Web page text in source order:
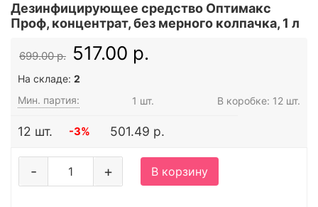
Дезинфицирующее средство Оптимакс
Проф, концентрат, без мерного колпачка, 1 л
699.00 р. 517.00 р.
На складе: 2
Мин. партия:
1 шт. В коробке: 12 шт.
12 шт. -3% 501.49 р.
+
- В корзину